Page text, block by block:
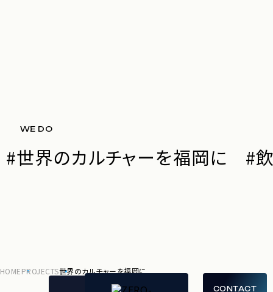
WE DO
#世界のカルチャーを福岡に #
HOMEPROJECTS世界のカルチャーを福岡に
SERVICE
TOPICS
頼・
ご相談
CONTACT